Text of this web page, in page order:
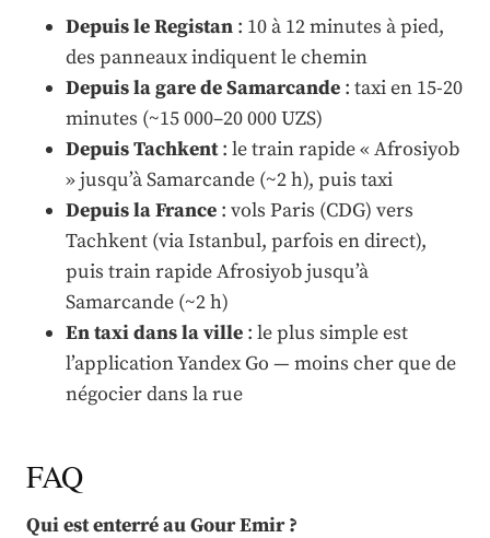
Depuis le Registan : 10 à 12 minutes à pied,
des panneaux indiquent le chemin
Depuis la gare de Samarcande : taxi en 15-20
minutes (~15 000–20 000 UZS)
Depuis Tachkent: le train rapide « Afrosiyob
» jusqu’à Samarcande (~2 h), puis taxi
Depuis la France : vols Paris (CDG) vers
Tachkent (via Istanbul, parfois en direct),
puis train rapide Afrosiyob jusqu’à
Samarcande (~2 h)
En taxi dans la ville : le plus simple est
l’application Yandex Go — moins cher que de
négocier dans la rue
FAQ
Qui est enterré au Gour Emir ?